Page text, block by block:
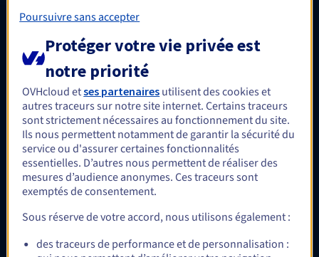
En option
NAS-HA
Un service de stockage économique s’appuyant sur OpenZFS,
géré par OVHcloud et disponible immédiatement pour vos
applicatifs Windows et/ou Linux/UNIX nécessitant un système de
fichiers partagé.
En savoir plus
En option
Poursuivre sans accepter
Protéger votre vie privée est
notre priorité
OVHcloud etses partenaires utilisent des cookies et
autres traceurs sur notre site internet. Certains traceurs
sont strictement nécessaires au fonctionnement du site.
Ils nous permettent notamment de garantir la sécurité du
service ou d'assurer certaines fonctionnalités
essentielles. D’autres nous permettent de réaliser des
mesures d’audience anonymes. Ces traceurs sont
exemptés de consentement.
Sous réserve de votre accord, nous utilisons également :
des traceurs de performance et de personnalisation :